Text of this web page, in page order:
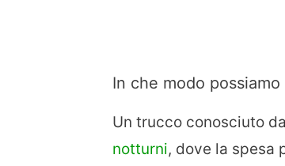
In che modo possiamo
Un trucco conosciuto
notturni, dove la spesa